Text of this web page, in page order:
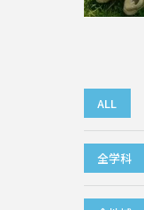
ALL
全学科